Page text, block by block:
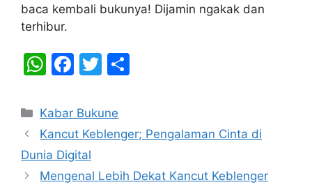
baca kembali bukunya! Dijamin ngakak dan
terhibur.
W
at
s
A
p
F
c
e
b
o
T
itt
er e
Categories
Kabar Bukune
Kancut Keblenger; Pengalaman Cinta di
Dunia Digital
Mengenal Lebih Dekat Kancut Keblenger